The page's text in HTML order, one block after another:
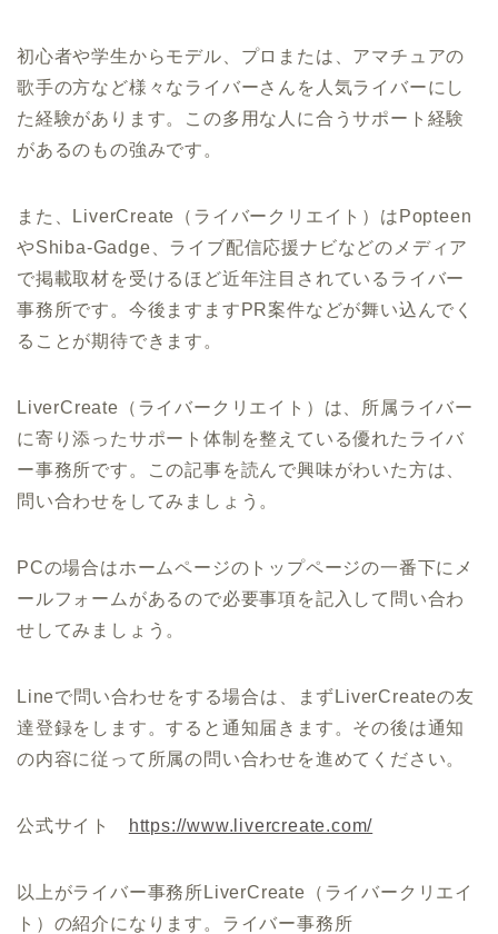
初心者や学生からモデル、プロまたは、アマチュアの
歌手の方など様々なライバーさんを人気ライバーにし
た経験があります。この多用な人に合うサポート経験
があるのもの強みです。
また、LiverCreate（ライバークリエイト）はPopteen
やShiba-Gadge、ライブ配信応援ナビなどのメディア
で掲載取材を受けるほど近年注目されているライバー
事務所です。今後ますますPR案件などが舞い込んでく
ることが期待できます。
LiverCreate（ライバークリエイト）は、所属ライバー
に寄り添ったサポート体制を整えている優れたライバ
ー事務所です。
この記事を読んで興味がわいた方は、
問い合わせをしてみましょう。
PCの場合はホームページのトップページの一番下にメ
ールフォームがあるので必要事項を記入して問い合わ
せしてみましょう。
Lineで問い合わせをする場合は、まずLiverCreateの友
達登録をします。すると通知届きます。その後は通知
の内容に従って所属の問い合わせを進めてください。
公式サイト https://www.livercreate.com/
以上がライバー事務所LiverCreate（ライバークリエイ
ト）の紹介になります。ライバー事務所